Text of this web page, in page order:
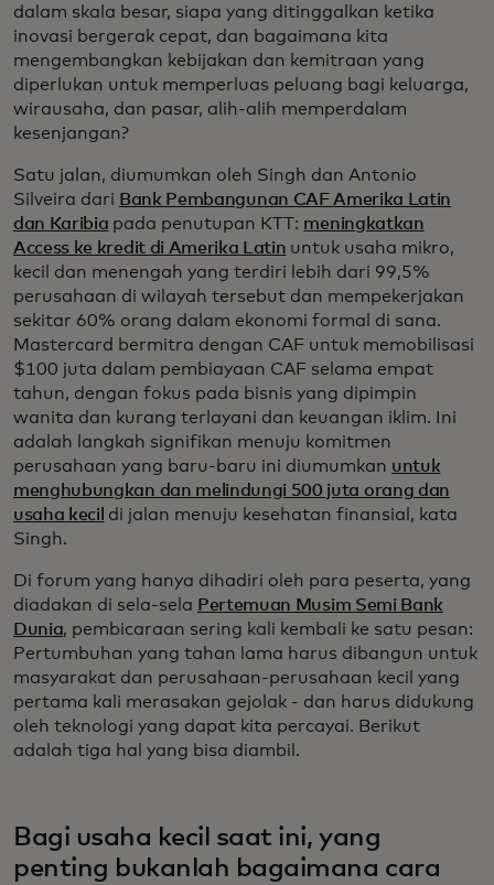
dalam skala besar, siapa yang ditinggalkan ketika
inovasi bergerak cepat, dan bagaimana kita
mengembangkan kebijakan dan kemitraan yang
diperlukan untuk memperluas peluang bagi keluarga,
wirausaha, dan pasar, alih-alih memperdalam
kesenjangan?
Satu jalan, diumumkan oleh Singh dan Antonio
Silveira dari Bank Pembangunan CAF Amerika Latin
dan Karibia pada penutupan KTT: meningkatkan
Access ke kredit di Amerika Latin untuk usaha mikro,
kecil dan menengah yang terdiri lebih dari 99,5%
perusahaan di wilayah tersebut dan mempekerjakan
sekitar 60% orang dalam ekonomi formal di sana.
Mastercard bermitra dengan CAF untuk memobilisasi
$100 juta dalam pembiayaan CAF selama empat
tahun, dengan fokus pada bisnis yang dipimpin
wanita dan kurang terlayani dan keuangan iklim. Ini
adalah langkah signifikan menuju komitmen
perusahaan yang baru-baru ini diumumkan untuk
menghubungkan dan melindungi 500 juta orang dan
usaha kecil di jalan menuju kesehatan finansial, kata
Singh.
Di forum yang hanya dihadiri oleh para peserta, yang
diadakan di sela-sela Pertemuan Musim Semi Bank
Dunia, pembicaraan sering kali kembali ke satu pesan:
Pertumbuhan yang tahan lama harus dibangun untuk
masyarakat dan perusahaan-perusahaan kecil yang
pertama kali merasakan gejolak - dan harus didukung
oleh teknologi yang dapat kita percayai. Berikut
adalah tiga hal yang bisa diambil.
Bagi usaha kecil saat ini, yang
penting bukanlah bagaimana cara